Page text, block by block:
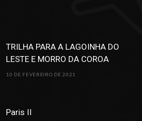
TRILHA PARA A LAGOINHA DO
LESTE E MORRO DA COROA
10 DE FEVEREIRO DE 2021
Paris II